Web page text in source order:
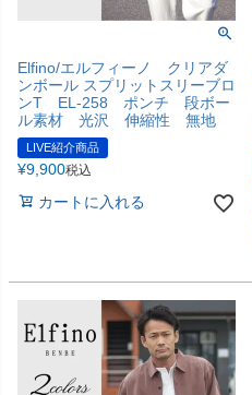
Elfino/エルフィーノ クリアダ
ンボール スプリットスリーブロ
ンT EL-258 ポンチ 段ボー
ル素材 光沢 伸縮性 無地
LIVE紹介商品
¥9,900税込
カートに入れる